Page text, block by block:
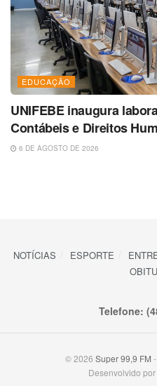
EDUCAÇÃO
UNIFEBE inaugura
Contábeis e Direitos
6 DE AGOSTO DE 2026
NOTÍCIAS ESPORTE
Telefone:
© 2026 Super 99,9 FM
Desenvolvido por